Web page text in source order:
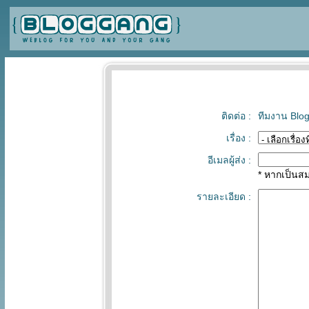
ติดต่อ :
ทีมงาน
เรื่อง :
อีเมลผู้ส่ง :
* หากเป็นส
รายละเอียด :